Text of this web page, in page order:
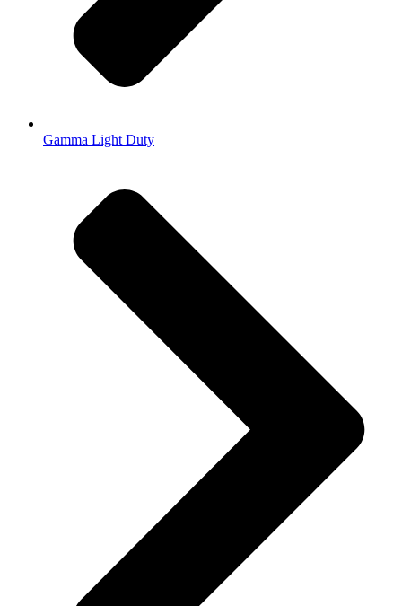
Gamma Light Duty